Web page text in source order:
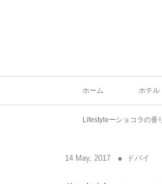
ホーム ホテル
Lifestyleーショコラの香
14 May, 2017 ドバイ